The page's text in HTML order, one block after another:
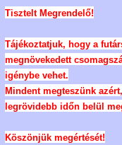
Tisztelt Megrendelő!
Tájékoztatjuk, hogy a
megnövekedett
igénybe vehet.
Mindent megteszünk
legrövidebb időn belül
Köszönjük megértését!